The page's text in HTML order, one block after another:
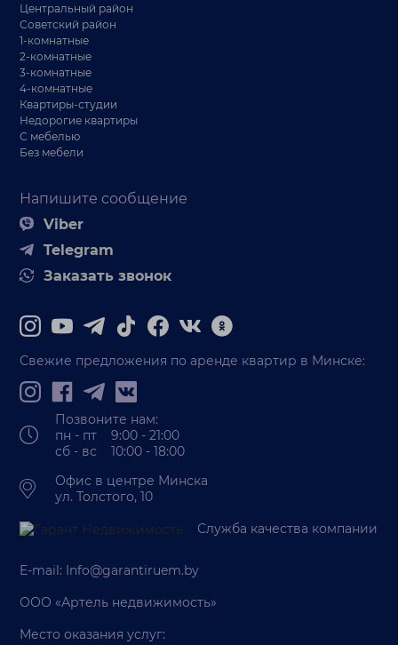
Напишите сообщение
Viber
Telegram
Заказать звонок
Центральный район
Советский район
1-комнатные
2-комнатные
3-комнатные
4-комнатные
Квартиры-студии
Недорогие квартиры
С мебелью
Без мебели
Свежие предложения по аренде квартир в Минске:
Позвоните нам:
пн - пт 9:00 - 21:00
сб - вс 10:00 - 18:00
Офис в центре Минска
ул. Толстого, 10
Служба качества компании
E-mail: Info@garantiruem.by
ООО «Артель недвижимость»
Место оказания услуг: